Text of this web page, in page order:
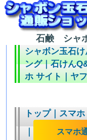
石鹸 シャ
シャボン玉石
ング｜石けん
ホ サイト｜ヤ
トップ｜スマ
｜
スマホ